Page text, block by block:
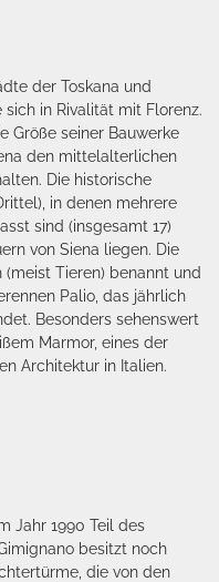
der Toskana und
in Rivalität mit Florenz.
Größe seiner Bauwerke
den mittelalterlichen
Die historische
in denen mehrere
sind (insgesamt 17)
von Siena liegen. Die
Tieren) benannt und
Palio, das jährlich
Besonders sehenswert
Marmor, eines der
Architektur in Italien.
Jahr 1990 Teil des
besitzt noch
die von den